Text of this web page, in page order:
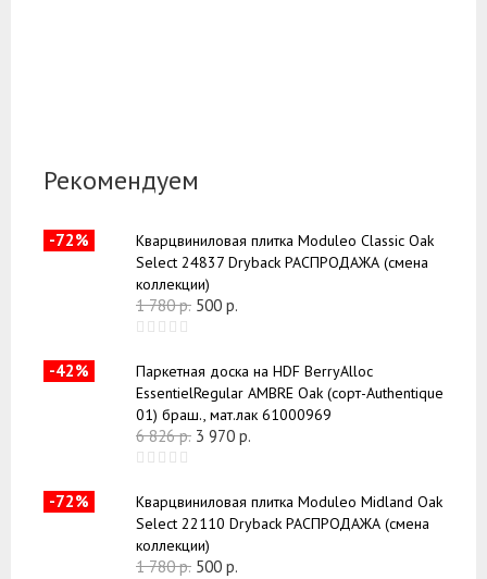
Рекомендуем
Кварцвиниловая плитка Moduleo Classic Oak
Select 24837 Dryback РАСПРОДАЖА (смена
коллекции)
1 780р. 500 р.
-72%
Паркетная доска на HDF BerryAlloc
EssentielRegular AMBRE Oak (сорт-Authentique
01) браш., мат.лак 61000969
6 826р. 3 970 р.
-42%
Кварцвиниловая плитка Moduleo Midland Oak
Select 22110 Dryback РАСПРОДАЖА (смена
коллекции)
1 780р. 500 р.
-72%